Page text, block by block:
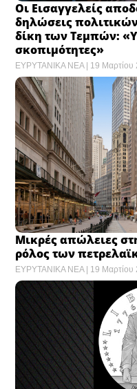
Οι Εισαγγελείς
δηλώσεις
δίκη των Τεμπών:
σκοπιμότητες»
ΕΥΡΥΤΑΝΙΚΑ ΝΕΑ 19 Μαρτίου
Μικρές απώλειες
ρόλος των
ΕΥΡΥΤΑΝΙΚΑ ΝΕΑ 19 Μαρτίου